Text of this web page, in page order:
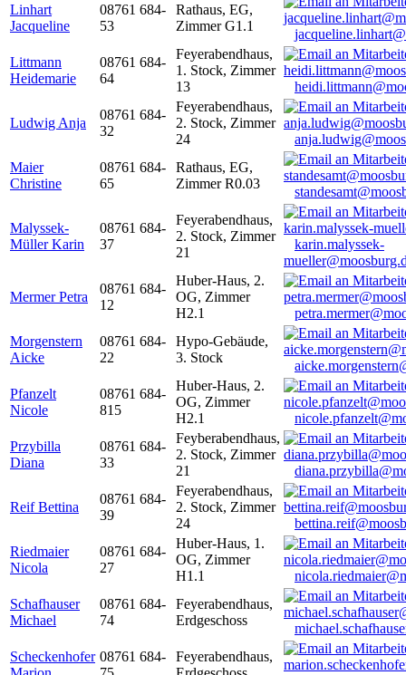
Linhart
Jacqueline
08761 684-
53
Rathaus, EG,
Zimmer G1.1
Littmann
Heidemarie
08761 684-
64
Feyerabendhaus,
1. Stock, Zimmer
13
Ludwig Anja
08761 684-
32
Feyerabendhaus,
2. Stock, Zimmer
24
Maier
Christine
08761 684-
65
Rathaus, EG,
Zimmer R0.03
Malyssek-
Müller Karin
08761 684-
37
Feyerabendhaus,
2. Stock, Zimmer
21
karin.malyssek-
Mermer Petra
08761 684-
12
Huber-Haus, 2.
OG, Zimmer
H2.1
Morgenstern
Aicke
08761 684-
22
Hypo-Gebäude,
3. Stock
Pfanzelt
Nicole
08761 684-
815
Huber-Haus, 2.
OG, Zimmer
H2.1
Przybilla
Diana
08761 684-
33
Feyberabendhaus,
2. Stock, Zimmer
21
Reif Bettina
08761 684-
39
Feyerabendhaus,
2. Stock, Zimmer
24
Riedmaier
Nicola
08761 684-
27
Huber-Haus, 1.
OG, Zimmer
H1.1
Schafhauser
Michael
08761 684-
74
Feyerabendhaus,
Erdgeschoss
Scheckenhofer 08761 684-
Feyerabendhaus,